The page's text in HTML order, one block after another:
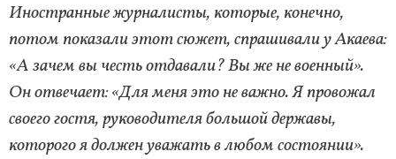
Иностранные журналисты, которые, конечно,
потом показали этот сюжет, спрашивали у Акаева:
«А зачем вы честь отдавали? Вы же не военный».
Он отвечает: «Для меня это не важно. Я провожал
своего гостя, руководителя большой державы,
которого я должен уважать в любом состоянии».